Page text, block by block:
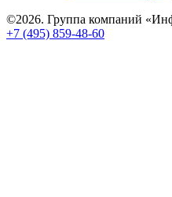
©2026. Группа компаний
+7 (495) 859-48-60